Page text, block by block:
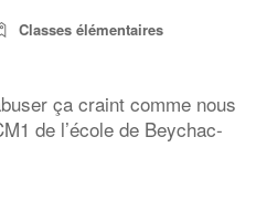
Classes élémentaires
ça craint comme nous
de l’école de Beychac-